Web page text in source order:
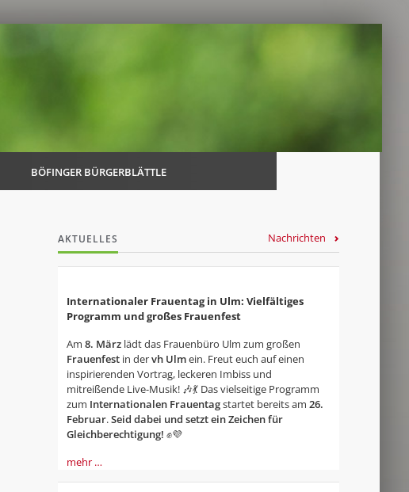
BÖFINGER BÜRGERBLÄTTLE
AKTUELLES Nachrichten
Internationaler Frauentag in Ulm: Vielfältiges
Programm und großes Frauenfest
Am 8. Märzlädt das Frauenbüro Ulm zum großen
Frauenfestin dervh Ulmein. Freut euch auf einen
inspirierenden Vortrag, leckeren Imbiss und
mitreißende Live-Musik! 🎶💃 Das vielseitige Programm
zum Internationalen Frauentagstartet bereits am 26.
Februar.Seid dabei und setzt ein Zeichen für
Gleichberechtigung! ✊💜
mehr …